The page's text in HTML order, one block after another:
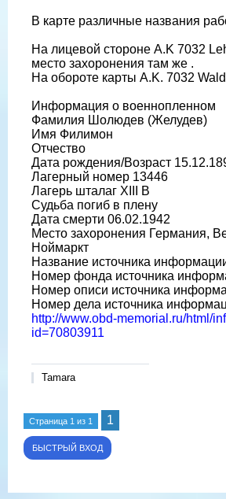
В карте различные названия
На лицевой стороне A.K 7032
место захоронения там же .
На обороте карты A.K. 7032
Информация о военнопленном
Фамилия Шолюдев (Желудев)
Имя Филимон
Отчество
Дата рождения/Возраст
Лагерный номер 13446
Лагерь шталаг XIII B
Судьба погиб в плену
Дата смерти 06.02.1942
Место захоронения Германия,
Ноймаркт
Название источника
Номер фонда источника
Номер описи источника
Номер дела источника
http://www.obd-memorial.ru/html/
id=70803911
Tamara
Страница 1 из 1 1